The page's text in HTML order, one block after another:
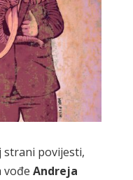
strani povijesti,
vođe Andreja